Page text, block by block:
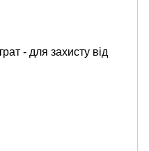
- для захисту від